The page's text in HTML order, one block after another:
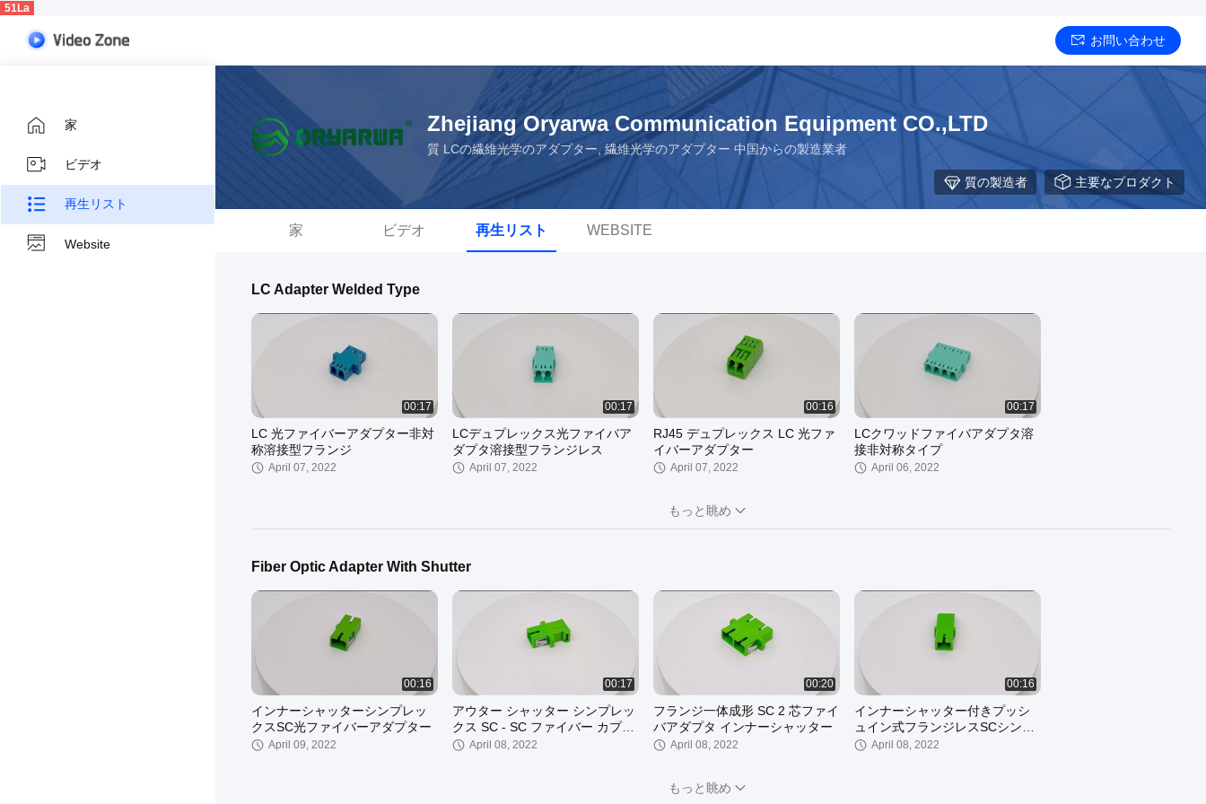
51La
お問い合わせ
家
ビデオ
再生リスト
Website
Zhejiang Oryarwa Communication Equipment CO.,LTD
質 LCの繊維光学のアダプター, 繊維光学のアダプター 中国からの製造業者
質の製造者 主要なプロダクト
家 ビデオ 再生リスト WEBSITE
LC Adapter Welded Type
00:17
LC 光ファイバーアダプター非対
称溶接型フランジ
April 07, 2022
00:17
LCデュプレックス光ファイバア
ダプタ溶接型フランジレス
April 07, 2022
00:16
RJ45 デュプレックス LC 光ファ
イバーアダプター
April 07, 2022
00:17
LCクワッドファイバアダプタ溶
接非対称タイプ
April 06, 2022
00:16
LC Quad 光ファイバーアダプタ
ー溶接型フランジ付き
April 06, 2022
00:17
しのシンプレックス光ファイバ
April 06, 2022
もっと眺め
Fiber Optic Adapter With Shutter
00:16
インナーシャッターシンプレッ
クスSC光ファイバーアダプター
April 09, 2022
00:17
アウター シャッター シンプレッ
クス SC - SC ファイバー カプラ
ー フランジレス
April 08, 2022
00:20
フランジ一体成形 SC 2 芯ファイ
バアダプタ インナーシャッター
April 08, 2022
00:16
インナーシャッター付きプッシ
ュイン式フランジレスSCシンプ
レックスアダプタ
April 08, 2022
もっと眺め